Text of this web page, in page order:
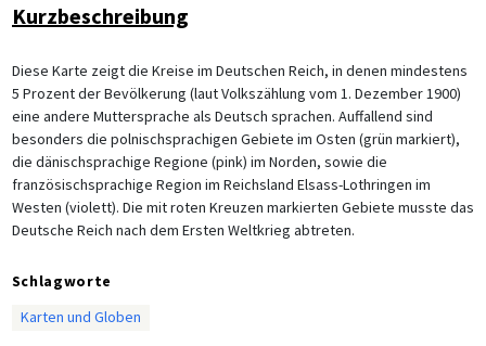
Kurzbeschreibung
Diese Karte zeigt die Kreise im Deutschen Reich, in denen mindestens
5 Prozent der Bevölkerung (laut Volkszählung vom 1. Dezember 1900)
eine andere Muttersprache als Deutsch sprachen. Auffallend sind
besonders die polnischsprachigen Gebiete im Osten (grün markiert),
die dänischsprachige Regione (pink) im Norden, sowie die
französischsprachige Region im Reichsland Elsass-Lothringen im
Westen (violett). Die mit roten Kreuzen markierten Gebiete musste das
Deutsche Reich nach dem Ersten Weltkrieg abtreten.
Schlagworte
Karten und Globen